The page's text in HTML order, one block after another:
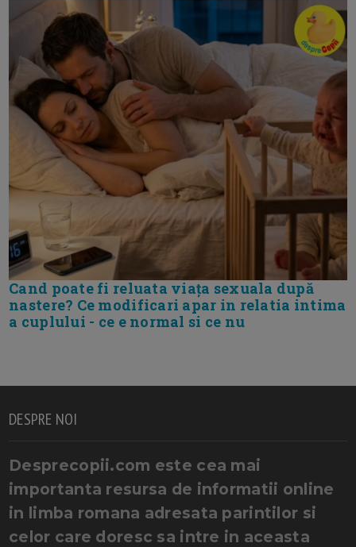
Cand poate fi reluata viața sexuala după
nastere? Ce modificari apar in relatia intima
a cuplului - ce e normal si ce nu
DESPRE NOI
Desprecopii.com este cea mai
importanta resursa de informatii online
in limba romana adresata parintilor si
celor care doresc sa intre in aceasta